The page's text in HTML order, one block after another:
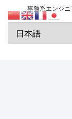
事務系エンジニ